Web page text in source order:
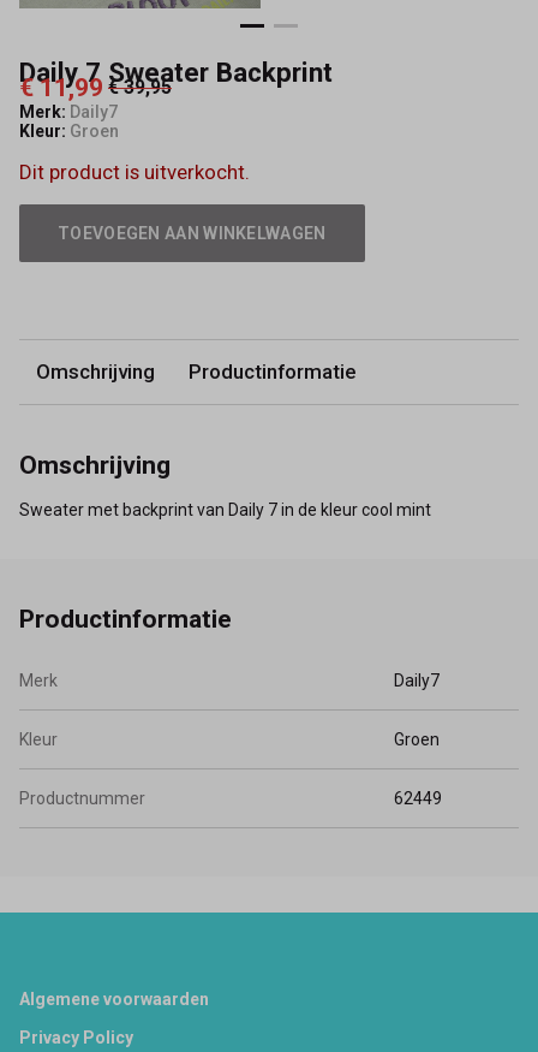
Daily 7 Sweater Backprint
€ 11,99 € 39,95
Merk: Daily7
Kleur: Groen
Dit product is uitverkocht.
TOEVOEGEN AAN WINKELWAGEN
Omschrijving Productinformatie
Omschrijving
Sweater met backprint van Daily 7 in de kleur cool mint
Productinformatie
Merk Daily7
Kleur Groen
Productnummer 62449
Footer
Algemene voorwaarden
Privacy Policy